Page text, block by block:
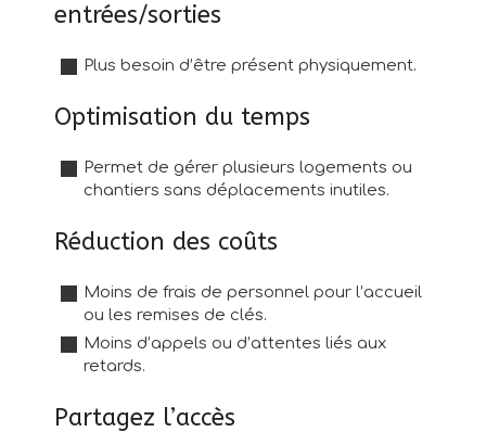
entrées/sorties
Plus besoin d’être présent physiquement.
Optimisation du temps
Permet de gérer plusieurs logements ou
chantiers sans déplacements inutiles.
Réduction des coûts
Moins de frais de personnel pour l’accueil
ou les remises de clés.
Moins d’appels ou d’attentes liés aux
retards.
Partagez l’accès